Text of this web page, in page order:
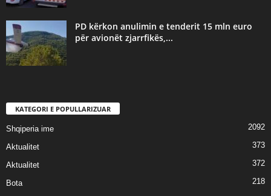
PD kërkon anulimin e tenderit 15 mln euro
për avionët zjarrfikës,...
KATEGORI E POPULLARIZUAR
Shqiperia ime 2092
Aktualitet 373
Aktualitet 372
Bota
218